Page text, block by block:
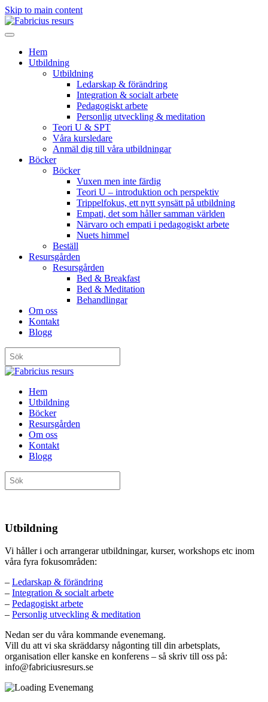
Skip to main content
Hem
Utbildning
Utbildning
Ledarskap & förändring
Integration & socialt arbete
Pedagogiskt arbete
Personlig utveckling & meditation
Teori U & SPT
Våra kursledare
Anmäl dig till våra utbildningar
Böcker
Böcker
Vuxen men inte färdig
Teori U – introduktion och perspektiv
Trippelfokus, ett nytt synsätt på utbildning
Empati, det som håller samman världen
Närvaro och empati i pedagogiskt arbete
Nuets himmel
Beställ
Resursgården
Resursgården
Bed & Breakfast
Bed & Meditation
Behandlingar
Om oss
Kontakt
Blogg
Hem
Utbildning
Böcker
Resursgården
Om oss
Kontakt
Blogg
Utbildning
Vi håller i och arrangerar utbildningar, kurser, workshops etc inom
våra fyra fokusområden:
– Ledarskap & förändring
– Integration & socialt arbete
– Pedagogiskt arbete
– Personlig utveckling & meditation
Nedan ser du våra kommande evenemang.
Vill du att vi ska skräddarsy någonting till din arbetsplats,
organisation eller kanske en konferens – så skriv till oss på:
info@fabriciusresurs.se